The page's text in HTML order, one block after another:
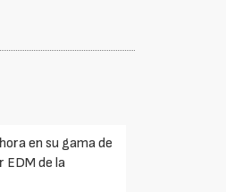
en su gama de
EDM de la